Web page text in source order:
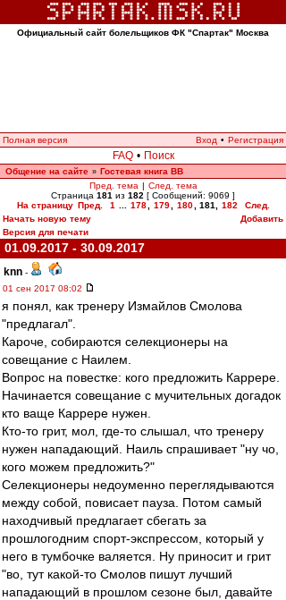
Официальный сайт болельщиков ФК "Спартак" Москва
Полная версия Вход • Регистрация
FAQ • Поиск
Общение на сайте » Гостевая книга ВВ
Пред. тема | След. тема
Страница 181 из 182 [ Сообщений: 9069 ]
На страницу Пред. 1 178 179 180 181 182
След.
Начать новую тему
Добавить
Версия для печати
01.09.2017 - 30.09.2017
knn -
01 сен 2017 08:02
я понял, как тренеру Измайлов Смолова
"предлагал".
Кароче, собираются селекционеры на
совещание с Наилем.
Вопрос на повестке: кого предложить Каррере.
Начинается совещание с мучительных догадок
кто ваще Каррере нужен.
Кто-то грит, мол, где-то слышал, что тренеру
нужен нападающий. Наиль спрашивает "ну чо,
кого можем предложить?"
Селекционеры недоуменно переглядываются
между собой, повисает пауза. Потом самый
находчивый предлагает сбегать за
прошлогодним спорт-экспрессом, который у
него в тумбочке валяется. Ну приносит и грит
"во, тут какой-то Смолов пишут лучший
нападающий в прошлом сезоне был, давайте